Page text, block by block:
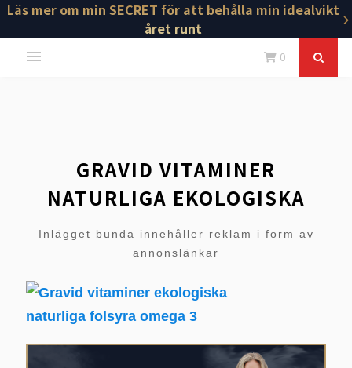
Läs mer om min SECRET för att behålla min idealvikt
året runt
0
GRAVID VITAMINER
NATURLIGA EKOLOGISKA
Inlägget bunda innehåller reklam i form av
annonslänkar